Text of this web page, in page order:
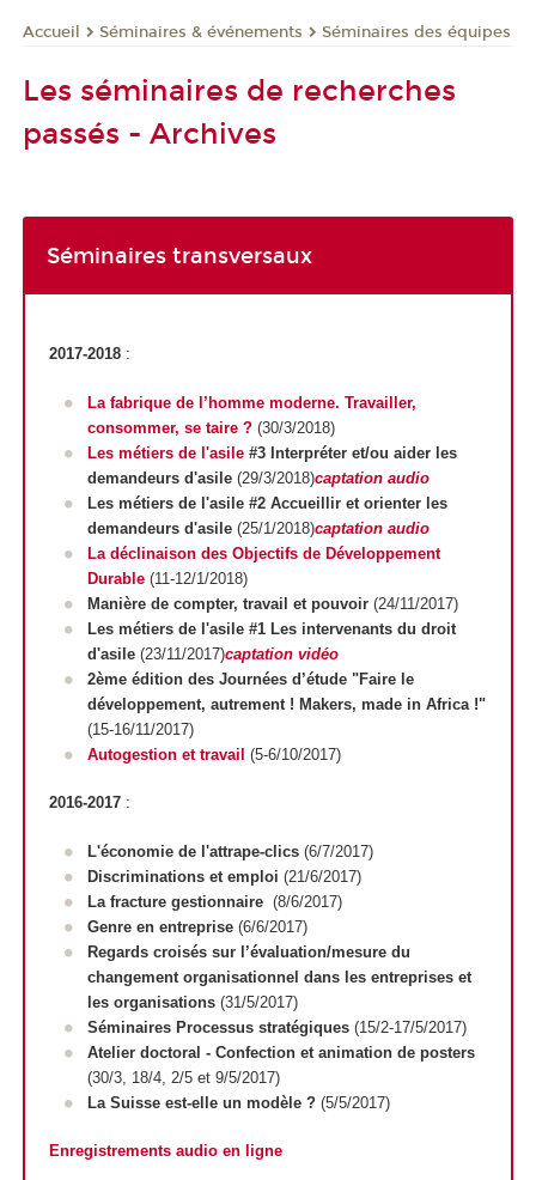
Accueil Séminaires & événements Séminaires des équipes
Les séminaires de recherches
passés - Archives
Séminaires transversaux
2017-2018:
La fabrique de l’homme moderne. Travailler,
consommer, se taire ? (30/3/2018)
Les métiers de l'asile #3 Interpréter et/ou aider les
demandeurs d'asile (29/3/2018)captation audio
Les métiers de l'asile #2 Accueillir et orienter les
demandeurs d'asile (25/1/2018)captation audio
La déclinaison des Objectifs de Développement
Durable (11-12/1/2018)
Manière de compter, travail et pouvoir (24/11/2017)
Les métiers de l'asile #1 Les intervenants du droit
d'asile (23/11/2017)captation vidéo
2ème édition des Journées d’étude "Faire le
développement, autrement ! Makers, made in Africa !"
(15-16/11/2017)
Autogestion et travail (5-6/10/2017)
2016-2017:
L'économie de l'attrape-clics (6/7/2017)
Discriminations et emploi (21/6/2017)
La fracture gestionnaire (8/6/2017)
Genre en entreprise (6/6/2017)
Regards croisés sur l’évaluation/mesure du
changement organisationnel dans les entreprises et
les organisations (31/5/2017)
Séminaires Processus stratégiques (15/2-17/5/2017)
Atelier doctoral - Confection et animation de posters
(30/3, 18/4, 2/5 et 9/5/2017)
La Suisse est-elle un modèle ? (5/5/2017)
Enregistrements audio en ligne